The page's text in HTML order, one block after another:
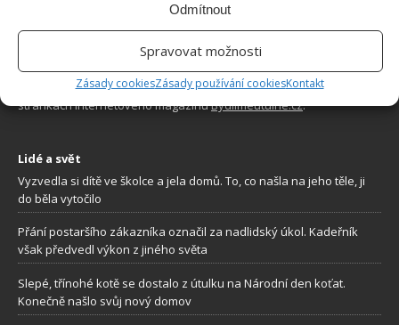
Odmítnout
Spravovat možnosti
Zásady cookiesZásady používání cookiesKontakt
O WEBU
Sháníte zajímavé tipy jak vylepšit Váš domov? Originální nápady,
aktuální trendy, praktické rady i inspirativní fotografie najdete na
stránkách internetového magazínuBydlimeutulne.cz.
Lidé a svět
Vyzvedla si dítě ve školce a jela domů. To, co našla na jeho těle, ji
do běla vytočilo
Přání postaršího zákazníka označil za nadlidský úkol. Kadeřník
však předvedl výkon z jiného světa
Slepé, třínohé kotě se dostalo z útulku na Národní den koťat.
Konečně našlo svůj nový domov